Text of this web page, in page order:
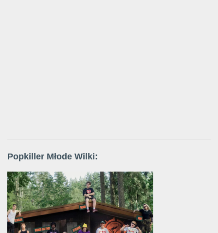
Popkiller Młode Wilki: